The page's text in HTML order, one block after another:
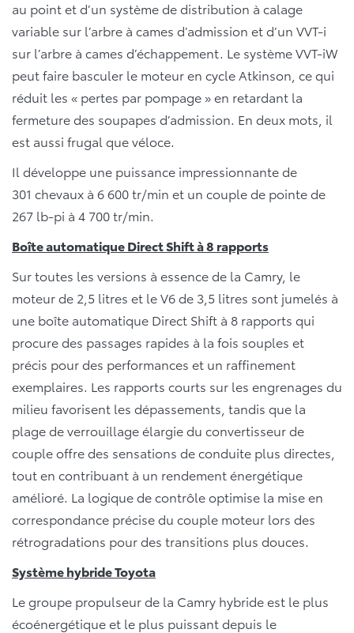
au point et d’un système de distribution à calage
variable sur l’arbre à cames d’admission et d’un VVT-i
sur l’arbre à cames d’échappement. Le système VVT-iW
peut faire basculer le moteur en cycle Atkinson, ce qui
réduit les « pertes par pompage » en retardant la
fermeture des soupapes d’admission. En deux mots, il
est aussi frugal que véloce.
Il développe une puissance impressionnante de
301 chevaux à 6 600 tr/min et un couple de pointe de
267 lb-pi à 4 700 tr/min.
Boîte automatique Direct Shift à 8 rapports
Sur toutes les versions à essence de la Camry, le
moteur de 2,5 litres et le V6 de 3,5 litres sont jumelés à
une boîte automatique Direct Shift à 8 rapports qui
procure des passages rapides à la fois souples et
précis pour des performances et un raffinement
exemplaires. Les rapports courts sur les engrenages du
milieu favorisent les dépassements, tandis que la
plage de verrouillage élargie du convertisseur de
couple offre des sensations de conduite plus directes,
tout en contribuant à un rendement énergétique
amélioré. La logique de contrôle optimise la mise en
correspondance précise du couple moteur lors des
rétrogradations pour des transitions plus douces.
Système hybride Toyota
Le groupe propulseur de la Camry hybride est le plus
écoénergétique et le plus puissant depuis le